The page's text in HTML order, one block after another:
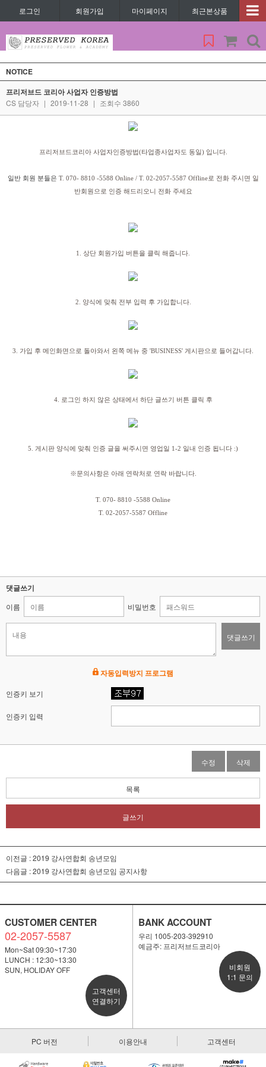
로그인 회원가입 마이페이지 최근본상품
NOTICE
프리저브드 코리아 사업자 인증방법
CS 담당자 | 2019-11-28 | 조회수 3860
프리저브드코리아 사업자인증방법(타업종사업자도 동일) 입니다.
일반 회원 분들은 T. 070- 8810 -5588 Online / T. 02-2057-5587 Offline로 전화 주시면 일
반회원으로 인증 해드리오니 전화 주세요
1. 상단 회원가입 버튼을 클릭 해줍니다.
2. 양식에 맞춰 전부 입력 후 가입합니다.
3. 가입 후 메인화면으로 돌아와서 왼쪽 메뉴 중 'BUSINESS' 게시판으로 들어갑니다.
4. 로그인 하지 않은 상태에서 하단 글쓰기 버튼 클릭 후
5. 게시판 양식에 맞춰 인증 글을 써주시면 영업일 1-2 일내 인증 됩니다 :)
※문의사항은 아래 연락처로 연락 바랍니다.
T. 070- 8810 -5588 Online
T. 02-2057-5587 Offline
댓글쓰기
이름 비밀번호
댓글쓰기
자동입력방지 프로그램
인증키 보기
인증키 입력
수정 삭제
목록
글쓰기
이전글 :2019 강사연합회 송년모임
다음글 :2019 강사연합회 송년모임 공지사항
CUSTOMER CENTER
02-2057-5587
Mon~Sat 09:30~17:30
LUNCH : 12:30~13:30
SUN, HOLIDAY OFF
고객센터
연결하기
BANK ACCOUNT
우리 1005-203-392910
예금주: 프리저브드코리아
비회원
1:1 문의
PC 버전 이용안내 고객센터